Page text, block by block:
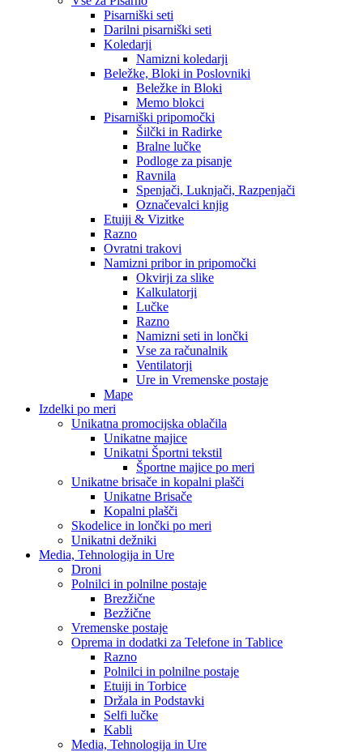
Pisarniški seti
Darilni pisarniški seti
Koledarji
Namizni koledarji
Beležke, Bloki in Poslovniki
Beležke in Bloki
Memo blokci
Pisarniški pripomočki
Šilčki in Radirke
Bralne lučke
Podloge za pisanje
Ravnila
Spenjači, Luknjači, Razpenjači
Označevalci knjig
Etuiji & Vizitke
Razno
Ovratni trakovi
Namizni pribor in pripomočki
Okvirji za slike
Kalkulatorji
Lučke
Razno
Namizni seti in lončki
Vse za računalnik
Ventilatorji
Ure in Vremenske postaje
Mape
Izdelki po meri
Unikatna promocijska oblačila
Unikatne majice
Unikatni Športni tekstil
Športne majice po meri
Unikatne brisače in kopalni plašči
Unikatne Brisače
Kopalni plašči
Skodelice in lončki po meri
Unikatni dežniki
Media, Tehnologija in Ure
Droni
Polnilci in polnilne postaje
Brezžične
Bezžične
Vremenske postaje
Oprema in dodatki za Telefone in Tablice
Razno
Polnilci in polnilne postaje
Etuiji in Torbice
Držala in Podstavki
Selfi lučke
Kabli
Media, Tehnologija in Ure